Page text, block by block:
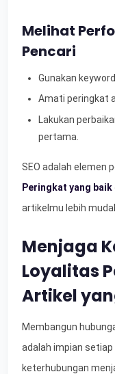
Melihat
Pencari
Gunakan
Amati peringkat
Lakukan
pertama.
SEO adalah elemen
Peringkat yang baik
artikelmu lebih
Menjaga
Loyalitas
Artikel
Membangun
adalah impian
keterhubungan